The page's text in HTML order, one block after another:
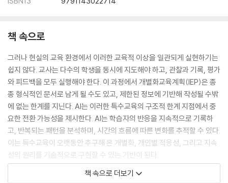
책 속으로
그러나 현실의 교육 환경에서 이러한 교육적 이상을 일관되게 실현하기는
쉽지 않다. 교사는 다수의 학생을 동시에 지도해야 하고, 관찰과 기록, 평가
와 피드백을 모두 실행해야 한다. 이 과정에서 개별화교육계획(IEP)은 종
종 형식적인 문서로 남게 될 수도 있고, 제한된 정보에 기반해 작성될 수밖
에 없는 한계를 지닌다. AI는 이러한 특수교육의 구조적 한계 지점에서 중
요한 전환 가능성을 제시한다. AI는 학습자의 반응을 지속적으로 기록하
고, 반복되는 패턴을 분석하며, 시간의 흐름에 따른 변화를 추적할 수 있다.
이는 특수교육이 오랫동안 추구해 온 개별화, 개인별 적응성, 그리고 지속
성의 원리를 기술적으로 구현할 수 있는 기반이 된다.
－01_“AI와 특수교육의 개념적 만남” 중에서
책 속으로 더보기